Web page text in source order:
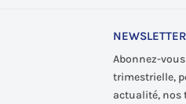
NEWSLETTER
Abonnez-
trimestrielle,
actualité, nos